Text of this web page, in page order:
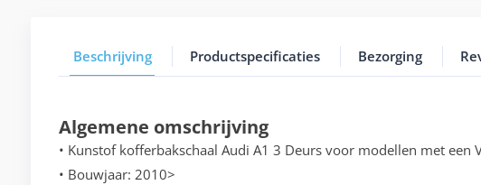
Beschrijving Productspecificaties Bezorging
Algemene omschrijving
• Kunstof kofferbakschaal Audi A1 3 Deurs voor modellen met een
• Bouwjaar: 2010>